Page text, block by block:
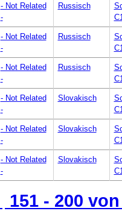
- Not Related
-
Russisch
- Not Related
-
Russisch
- Not Related
-
Russisch
- Not Related
-
Slovakisch
- Not Related
-
Slovakisch
- Not Related
-
Slovakisch
151 - 200 von